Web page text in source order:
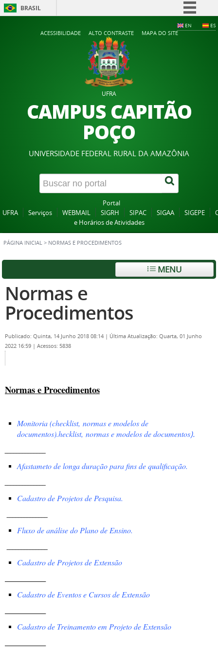
BRASIL
Acesso à informação
EN ES
ACESSIBILIDADE ALTO CONTRASTE MAPA DO SITE
UFRA
CAMPUS CAPITÃO
POÇO
UNIVERSIDADE FEDERAL RURAL DA AMAZÔNIA
Portal
UFRA
Serviços WEBMAIL SIGRH SIPAC SIGAA SIGEPE
e Horários de Atividades
PÁGINA INICIAL > NORMAS E PROCEDIMENTOS
MENU
Normas e
Procedimentos
Publicado: Quinta, 14 Junho 2018 08:14 | Última Atualização: Quarta, 01 Junho
2022 16:59 | Acessos: 5838
Normas e Procedimentos
Monitoria (checklist, normas e modelos de
documentos).hecklist, normas e modelos de documentos).
Afastameto de longa duração para fins de qualificação.
Cadastro de Projetos de Pesquisa.
Fluxo de análise do Plano de Ensino.
Cadastro de Projetos de Extensão
Cadastro de Eventos e Cursos de Extensão
Cadastro de Treinamento em Projeto de Extensão